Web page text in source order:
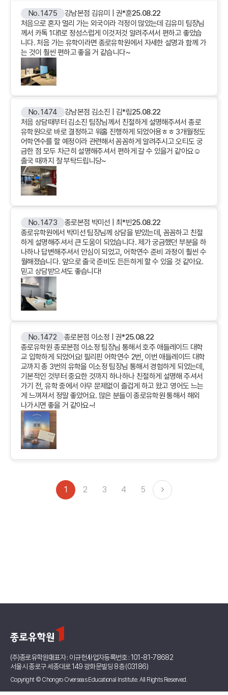
No. 1475 강남본점 김유미 | 권*훈25.08.22
처음으로 혼자 멀리 가는 외국이라 걱정이 많았는데 김유미 팀장님
께서 카톡 1대1로 정성스럽게 이것저것 알려주셔서 편하고 좋았습
니다. 처음 가는 유학이라면 종로유학원에서 자세한 설명과 함께 가
는 것이 훨씬 편하고 좋을 거 같습니다~
No. 1474 강남본점 김소진 | 김*림25.08.22
처음 상담때부터 김소진 팀장님께서 친절하게 설명해주셔서 종로
유학원으로 바로 결정하고 워홀 진행하게 되었어용ㅎㅎ 3개월정도
어학연수를 할 예정이라 관련해서 꼼꼼하게 알려주시고 오티도 궁
금한 점 모두 차근히 설명해주셔서 편하게 갈 수 있을거 같아요☺️
출국 때까지 잘 부탁드립니당~
No. 1473 종로본점 박미선 | 최*빈25.08.22
종로유학원에서 박미선 팀장님께 상담을 받았는데, 꼼꼼하고 친절
하게 설명해주셔서 큰 도움이 되었습니다. 제가 궁금했던 부분을 하
나하나 답변해주셔서 안심이 되었고, 어학연수 준비 과정이 훨씬 수
월해졌습니다. 앞으로 출국 준비도 든든하게 할 수 있을 것 같아요.
믿고 상담받으셔도 좋습니다!
No. 1472 종로본점 이소정 | 권*25.08.22
종로유학원 종로본점 이소정 팀장님 통해서 호주 애들레이드 대학
교 입학하게 되었어요! 필리핀 어학연수 2번, 이번 애들레이드 대학
교까지 총 3번의 유학을 이소정 팀장님 통해서 경험하게 되었는데,
기본적인 것부터 중요한 것까지 하나하나 친절하게 설명해 주셔서
가기 전, 유학 중에서 아무 문제없이 즐겁게 하고 왔고 영어도 느는
게 느껴져서 정말 좋았어요. 많은 분들이 종로유학원 통해서 해외
나가시면 좋을 거 같아요~!
1 2 3 4 5
(주)종로유학원대표자 : 이규헌사업자등록번호 : 101-81-78682
서울시 종로구 세종대로 149 광화문빌딩 8층 (03186)
Copyright © Chongro Overseas Educational Institute. All Rights Reserved.